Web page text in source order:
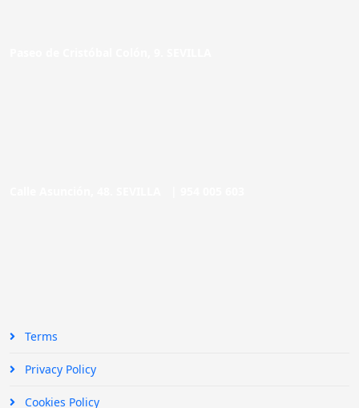
Terms
Privacy Policy
Cookies Policy